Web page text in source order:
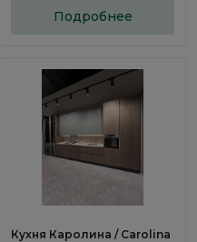
Подробнее
Кухня Каролина / Carolina